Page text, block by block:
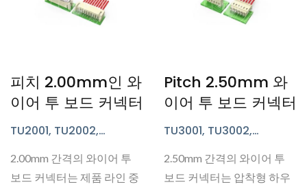
피치 2.00mm인 와
이어 투 보드 커넥터
TU2001, TU2002,
TU2005, TU2006,
TU2007, TU2008, TU2011,
2.00mm 간격의 와이어 투
보드 커넥터는 제품 라인 중
Pitch 2.50mm 와
이어 투 보드 커넥터
TU3001, TU3002,
TU3007, TU3009, TU3011,
TU5004 시리즈
2.50mm 간격의 와이어 투
보드 커넥터는 압착형 하우